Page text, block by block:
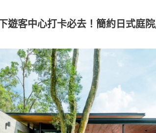
遊客中心打卡必去！簡約日式庭